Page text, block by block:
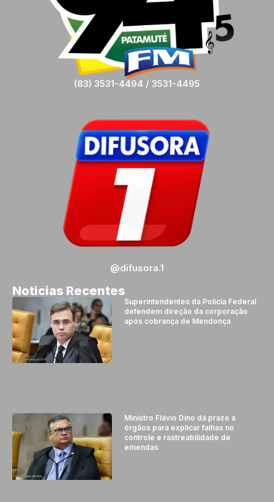
(83) 3531-4494 / 3531-4495
@difusora.1
Noticias Recentes
Superintendentes da Polícia Federal
defendem direção da corporação
após cobrança de Mendonça
Ministro Flávio Dino dá prazo a
órgãos para explicar falhas no
controle e rastreabilidade de
emendas